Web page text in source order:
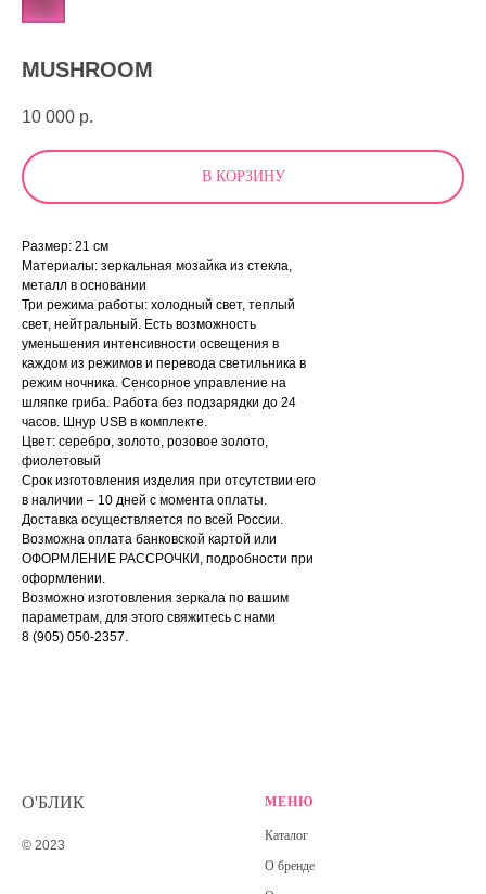
MUSHROOM
10 000 р.
В КОРЗИНУ
Размер: 21 см
Материалы: зеркальная мозайка из стекла,
металл в основании
Три режима работы: холодный свет, теплый
свет, нейтральный. Есть возможность
уменьшения интенсивности освещения в
каждом из режимов и перевода светильника в
режим ночника. Сенсорное управление на
шляпке гриба. Работа без подзарядки до 24
часов. Шнур USB в комплекте.
Цвет: серебро, золото, розовое золото,
фиолетовый
Срок изготовления изделия при отсутствии его
в наличии – 10 дней с момента оплаты.
Доставка осуществляется по всей России.
Возможна оплата банковской картой или
ОФОРМЛЕНИЕ РАССРОЧКИ, подробности при
оформлении.
Возможно изготовления зеркала по вашим
параметрам, для этого свяжитесь с нами
8 (905) 050-2357.
О'БЛИК
© 2023
МЕНЮ
Каталог
О бренде